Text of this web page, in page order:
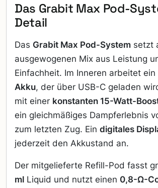
Das Grabit Max Pod-
Detail
Das Grabit Max Pod-System setzt
ausgewogenen Mix aus Leistung
Einfachheit. Im Inneren arbeitet ein
Akku, der über USB-C geladen
mit einer konstanten 15-Watt-
ein gleichmäßiges Dampferlebnis
zum letzten Zug. Ein digitales
jederzeit den Akkustand an.
Der mitgelieferte Refill-Pod fasst
ml Liquid und nutzt einen 0,8-Ω-